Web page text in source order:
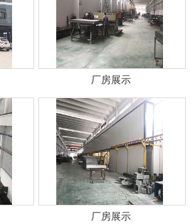
厂房展示
厂房展示